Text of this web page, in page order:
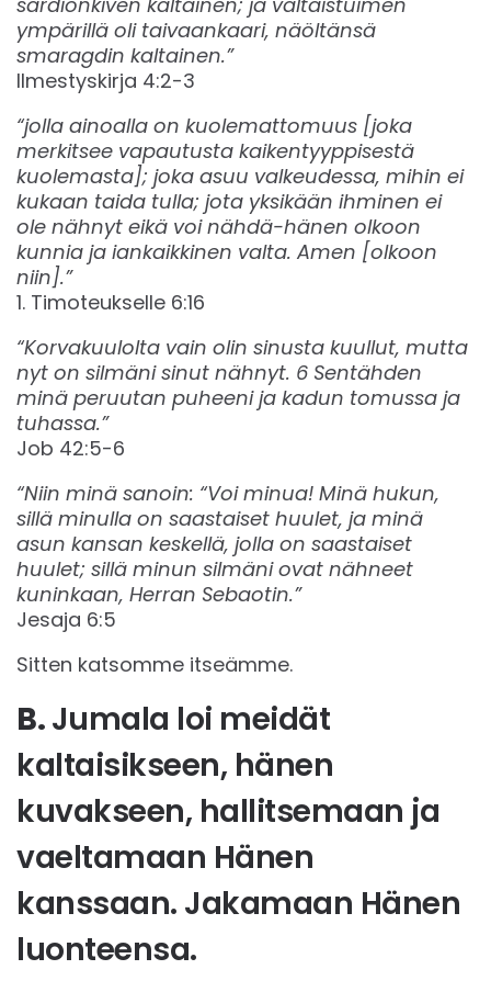
ympärillä oli taivaankaari, näöltänsä
smaragdin kaltainen.”
Ilmestyskirja 4:2-3‬‬
“jolla ainoalla on kuolemattomuus [joka
merkitsee vapautusta kaikentyyppisestä
kuolemasta]; joka asuu valkeudessa, mihin ei
kukaan taida tulla; jota yksikään ihminen ei
ole nähnyt eikä voi nähdä-hänen olkoon
kunnia ja iankaikkinen valta. Amen [olkoon
niin].”
1. Timoteukselle 6:16‬‬
“Korvakuulolta vain olin sinusta kuullut, mutta
nyt on silmäni sinut nähnyt. 6 Sentähden
minä peruutan puheeni ja kadun tomussa ja
tuhassa.”
‭‭Job‬ ‭42:5-6
“Niin minä sanoin: “Voi minua! Minä hukun,
sillä minulla on saastaiset huulet, ja minä
asun kansan keskellä, jolla on saastaiset
huulet; sillä minun silmäni ovat nähneet
kuninkaan, Herran Sebaotin.”
Jesaja 6:5
Sitten katsomme itseämme.
B.Jumala loi meidät
kaltaisikseen, hänen
kuvakseen, hallitsemaan ja
vaeltamaan Hänen
kanssaan. Jakamaan Hänen
luonteensa.